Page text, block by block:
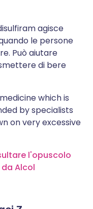
agisce
le persone
Può aiutare
di bere
which is
by specialists
on very excessive
l'opuscolo
Alcol